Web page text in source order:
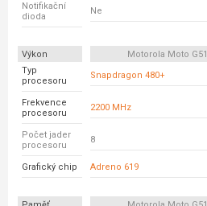
Notifikační
dioda
Ne
Výkon Motorola Moto G51
Typ
procesoru
Snapdragon 480+
Frekvence
procesoru
2200 MHz
Počet jader
procesoru
8
Grafický chip Adreno 619